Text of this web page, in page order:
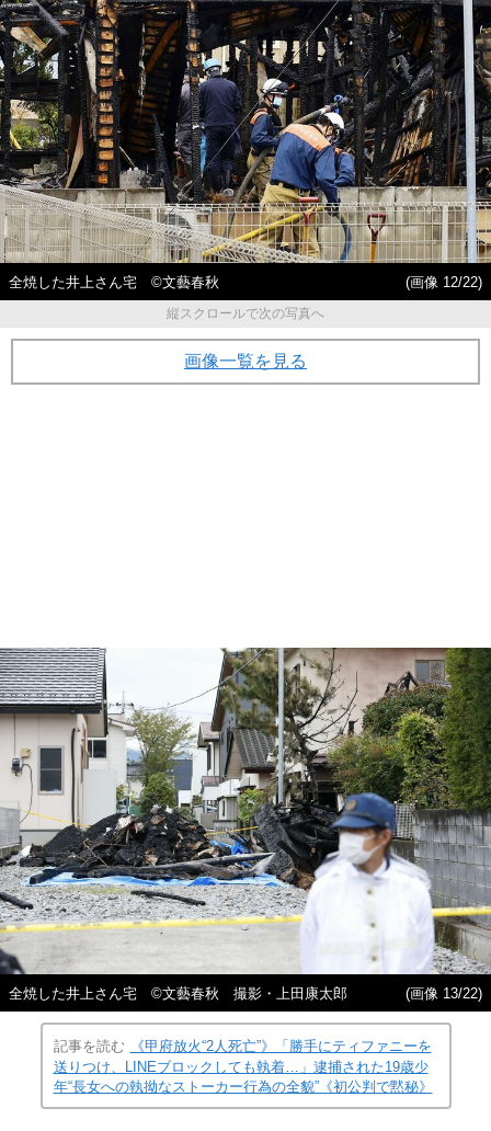
全焼した井上さん宅 ©文藝春秋
(画像 12/22)
縦スクロールで次の写真へ
画像一覧を見る
全焼した井上さん宅 ©文藝春秋 撮影・上田康太郎 (画像 13/22)
記事を読む
《甲府放火“2人死亡”》「勝手にティファニーを
送りつけ、LINEブロックしても執着…」逮捕された19歳少
年“長女への執拗なストーカー行為の全貌”《初公判で黙秘》